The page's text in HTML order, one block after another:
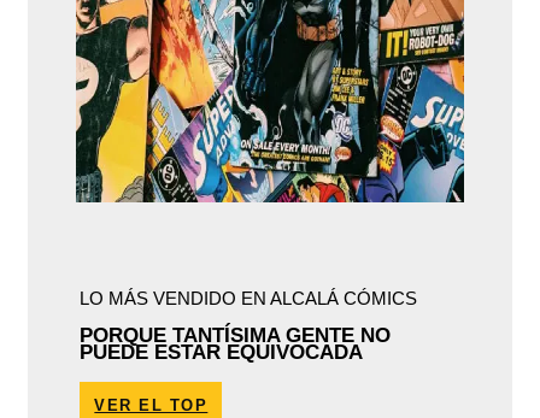
LO MÁS VENDIDO EN ALCALÁ CÓMICS
PORQUE TANTÍSIMA GENTE NO
PUEDE ESTAR EQUIVOCADA
VER EL TOP